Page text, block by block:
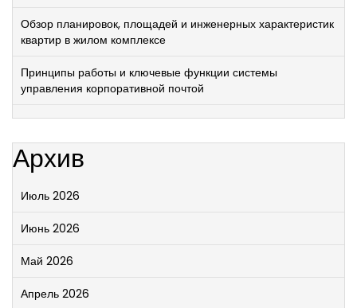
Обзор планировок, площадей и инженерных характеристик
квартир в жилом комплексе
Принципы работы и ключевые функции системы
управления корпоративной почтой
Архив
Июль 2026
Июнь 2026
Май 2026
Апрель 2026